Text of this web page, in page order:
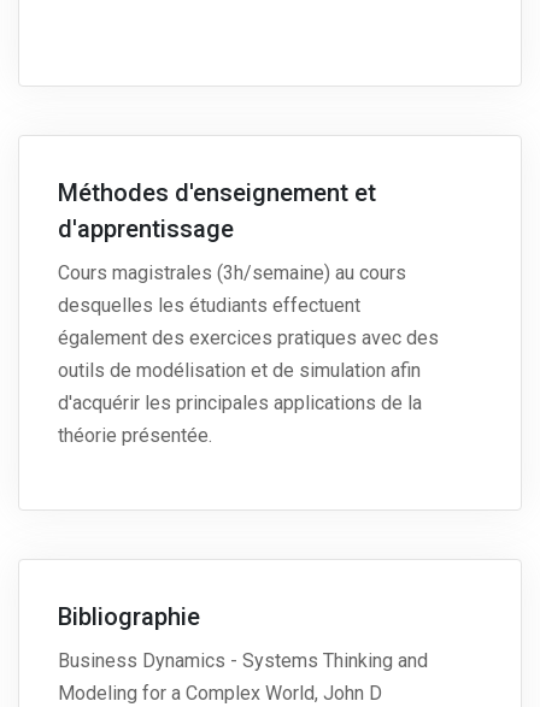
Méthodes d'enseignement et
d'apprentissage
Cours magistrales (3h/semaine) au cours
desquelles les étudiants effectuent
également des exercices pratiques avec des
outils de modélisation et de simulation afin
d'acquérir les principales applications de la
théorie présentée.
Bibliographie
Business Dynamics - Systems Thinking and
Modeling for a Complex World, John D